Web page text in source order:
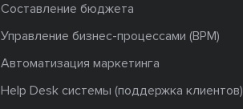
Составление бюджета
Управление бизнес-процессами (BPM)
Автоматизация маркетинга
Help Desk системы (поддержка клиентов)